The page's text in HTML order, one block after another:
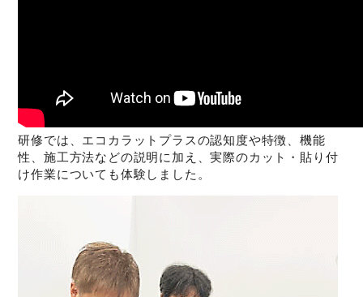
研修では、エコカラットプラスの認知度や特徴、機能
性、施工方法などの説明に加え、実際のカット・貼り付
け作業についても体験しました。